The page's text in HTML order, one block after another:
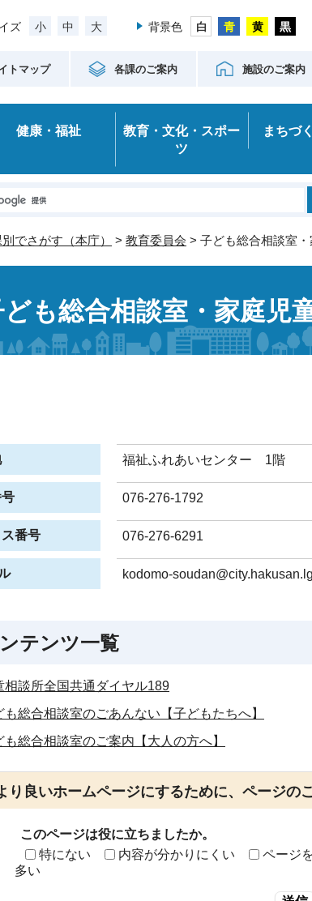
ズ 小 中 大 背景色
トマップ 各課のご案内 施設のご案内
健康・福祉
教育・文化・スポー
ツ
まちづ
でさがす（本庁） > 教育委員会 > 子ども総合相談室
も総合相談室・家庭児
福祉ふれあいセンター 1階
076-276-1792
番号 076-276-6291
kodomo-
テンツ一覧
相談所全国共通ダイヤル189
も総合相談室のごあんない【子どもたちへ】
も総合相談室のご案内【大人の方へ】
り良いホームページにするために、ページの
このページは役に立ちましたか。
特にない
内容が分かりにくい ページ
多い